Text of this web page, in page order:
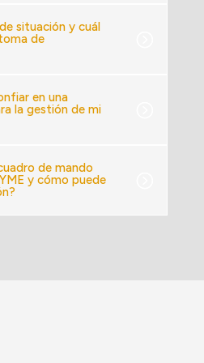
situación y cuál
de
en una
la gestión de mi
de mando
y cómo puede